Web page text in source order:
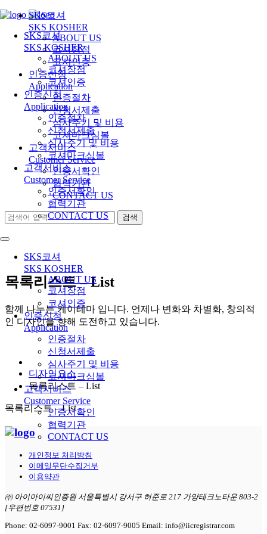
SKS코셔
SKS KOSHER
ABOUT US
코셔장점
코셔인증
인증신청
Application
인증절차
신청서제출
심사주기 및 비용
코셔마크심볼
고객서비스
Customer Service
인증서확인
협력기관
CONTACT US
SKS코셔
SKS KOSHER
ABOUT US
코셔장점
코셔인증
인증신청
Application
인증절차
신청서제출
심사주기 및 비용
코셔마크심볼
고객서비스
Customer Service
인증서확인
협력기관
CONTACT US
SKS코셔
SKS KOSHER
ABOUT US
코셔장점
코셔인증
인증신청
Application
인증절차
신청서제출
심사주기 및 비용
코셔마크심볼
고객서비스
Customer Service
인증서확인
협력기관
CONTACT US
목록리스트 – List
함께 나누는 케이테마 입니다. 언제나 변화와 차별화, 창의적
인 디자인을 향해 도전하고 있습니다.
디자인요소
목록리스트 – List
목록리스트 – List
개인정보 처리방침
이메일무단수집거부
이용약관
㈜ 아이아이씨인증원 서울특별시 강서구 허준로 217 가양테크노타운 803-2
[우편번호 07531]
Phone: 02-6097-9001 Fax: 02-6097-9005 Email: info@iicregistrar.com